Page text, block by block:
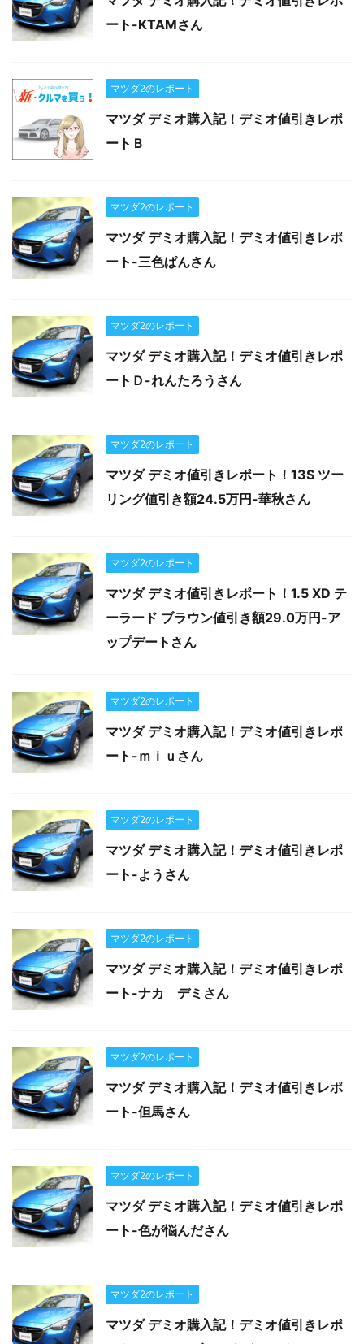
ート-KTAMさん
マツダ2のレポート
マツダ デミオ購入記！デミオ値引きレポ
ートＢ
マツダ2のレポート
マツダ デミオ購入記！デミオ値引きレポ
ート-三色ぱんさん
マツダ2のレポート
マツダ デミオ購入記！デミオ値引きレポ
ートＤ-れんたろうさん
マツダ2のレポート
マツダ デミオ値引きレポート！13S ツー
リング値引き額24.5万円-華秋さん
マツダ2のレポート
マツダ デミオ値引きレポート！1.5 XD テ
ーラード ブラウン値引き額29.0万円-ア
ップデートさん
マツダ2のレポート
マツダ デミオ購入記！デミオ値引きレポ
ート-ｍｉｕさん
マツダ2のレポート
マツダ デミオ購入記！デミオ値引きレポ
ート-ようさん
マツダ2のレポート
マツダ デミオ購入記！デミオ値引きレポ
ート-ナカ デミさん
マツダ2のレポート
マツダ デミオ購入記！デミオ値引きレポ
ート-但馬さん
マツダ2のレポート
マツダ デミオ購入記！デミオ値引きレポ
ート-色が悩んださん
マツダ2のレポート
マツダ デミオ購入記！デミオ値引きレポ